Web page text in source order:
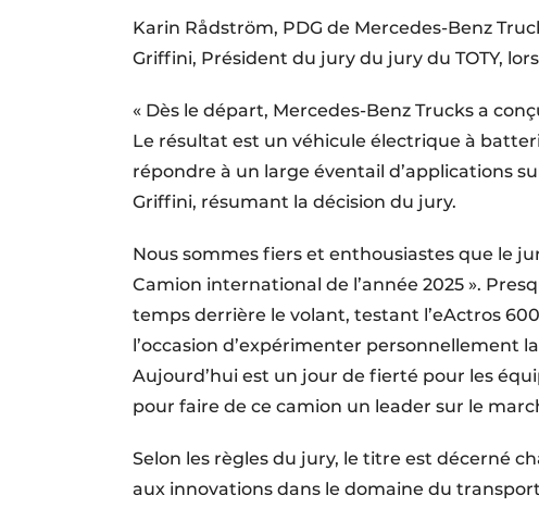
Karin Rådström, PDG de Mercedes-Benz
Griffini, Président du jury du jury du TOTY,
« Dès le départ, Mercedes-Benz Trucks a
Le résultat est un véhicule électrique à
répondre à un large éventail d’applications
Griffini, résumant la décision du jury.
Nous sommes fiers et enthousiastes que le
Camion international de l’année 2025 ».
temps derrière le volant, testant l’eActros
l’occasion d’expérimenter personnellement
Aujourd’hui est un jour de fierté pour les
pour faire de ce camion un leader sur le
Selon les règles du jury, le titre est décerné
aux innovations dans le domaine du